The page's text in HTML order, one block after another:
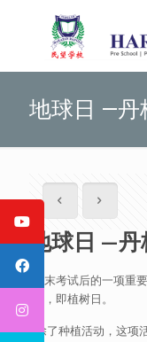
地球日 —丹
地球日 —丹
期末考试后的一项重
日，即植树日。
除了种植活动，这项